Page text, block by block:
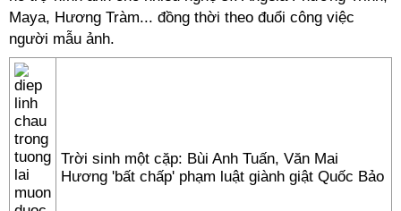
Maya, Hương Tràm... đồng thời theo đuổi công việc
người mẫu ảnh.
Trời sinh một cặp: Bùi Anh Tuấn, Văn Mai
Hương 'bất chấp' phạm luật giành giật Quốc Bảo